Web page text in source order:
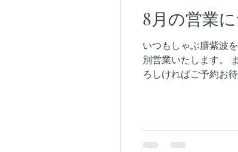
8月の営業
いつもしゃぶ膳紫波
別営業いたします。 また、夏季休暇で8月9日〜16日をお休みさせていただきます。 土曜日に特別営業致します。 もしよ
ろしければご予約お待ちしております。 特別営業 8月1日(土) 夏季